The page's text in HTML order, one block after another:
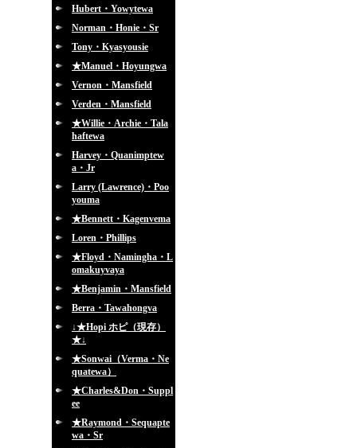
Hubert・Yowytewa
Norman・Honie・Sr
Tony・Kyasyousie
★Manuel・Hoyungwa
Vernon・Mansfield
Verden・Mansfield
★Willie・Archie・Tala
haftewa
Harvey・Quanimptew
a・Jr
Larry (Lawrence)・Poo
youma
★Bennett・Kagenvema
Loren・Phillips
★Floyd・Namingha・L
omakuyvaya
★Benjamin・Mansfield
Berra・Tawahongva
↓★Hopi ホピ（現存）
★↓
★Sonwai（Verma・Ne
quatewa）
★Charles&Don・Suppl
ee
★Raymond・Sequapte
wa・Sr